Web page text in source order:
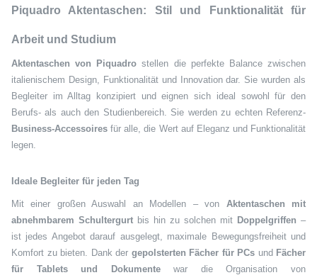
Piquadro Aktentaschen: Stil und Funktionalität für
Arbeit und Studium
Aktentaschen von Piquadro stellen die perfekte Balance zwischen
italienischem Design, Funktionalität und Innovation dar. Sie wurden als
Begleiter im Alltag konzipiert und eignen sich ideal sowohl für den
Berufs- als auch den Studienbereich. Sie werden zu echten Referenz-
Business-Accessoires für alle, die Wert auf Eleganz und Funktionalität
legen.
Ideale Begleiter für jeden Tag
Mit einer großen Auswahl an Modellen – von Aktentaschen mit
abnehmbarem Schultergurt bis hin zu solchen mit Doppelgriffen –
ist jedes Angebot darauf ausgelegt, maximale Bewegungsfreiheit und
Komfort zu bieten. Dank der gepolsterten Fächer für PCs und Fächer
für Tablets und Dokumentewar die Organisation von